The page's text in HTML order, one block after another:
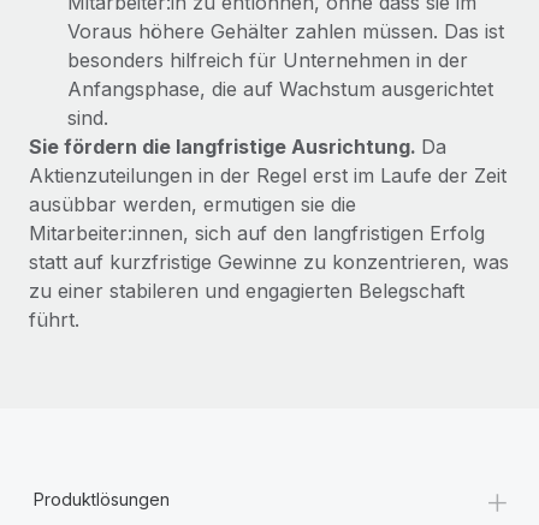
Voraus höhere Gehälter zahlen müssen. Das ist
besonders hilfreich für Unternehmen in der
Anfangsphase, die auf Wachstum ausgerichtet
sind.
Sie fördern die langfristige Ausrichtung. Da
Aktienzuteilungen in der Regel erst im Laufe der Zeit
ausübbar werden, ermutigen sie die
Mitarbeiter:innen, sich auf den langfristigen Erfolg
statt auf kurzfristige Gewinne zu konzentrieren, was
zu einer stabileren und engagierten Belegschaft
führt.
Produktlösungen +